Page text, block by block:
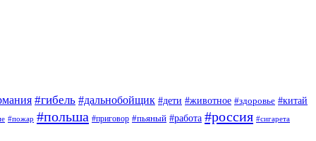
#гибель #дальнобойщик #дети #животное #здоровье #китай
#пожар #польша #приговор #пьяный #работа #россия #сигарета